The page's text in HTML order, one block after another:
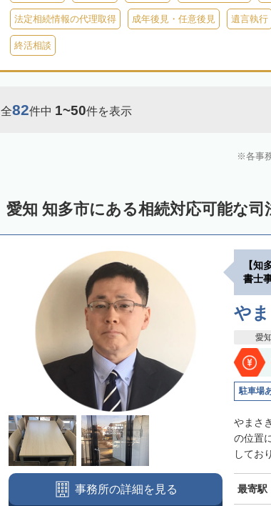
法定相続情報の代理取得 成年後見・任意後見 遺言執行
終活相談
全82件中 1~50件を表示
各事
愛知 知多市にある相続対応可能な司
【知
書士
や
愛
駐車場
やまさ
の位置
してお
最寄駅
事務所の詳細を見る